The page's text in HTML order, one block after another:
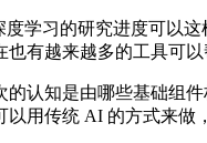
习的研究进度可以这
有越来越多的工具可
知是由哪些基础组件
用传统 AI 的方式来做